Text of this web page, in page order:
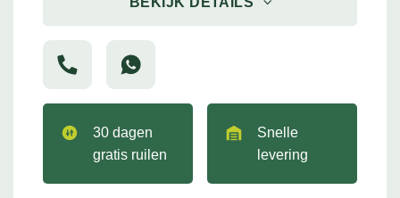
30 dagen
gratis ruilen
Snelle
levering